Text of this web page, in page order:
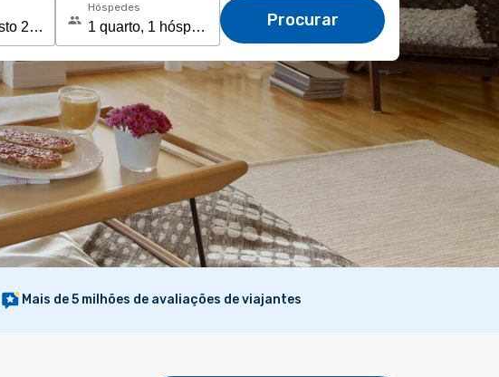
Hóspedes
Procurar
Mais de 5 milhões de avaliações de viajantes